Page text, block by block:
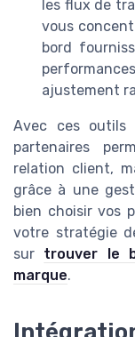
les flux de
vous
bord
ajustement
Avec ces outils
partenaires
relation client,
grâce à une
bien choisir vos
votre stratégie
sur trouver le
marque.